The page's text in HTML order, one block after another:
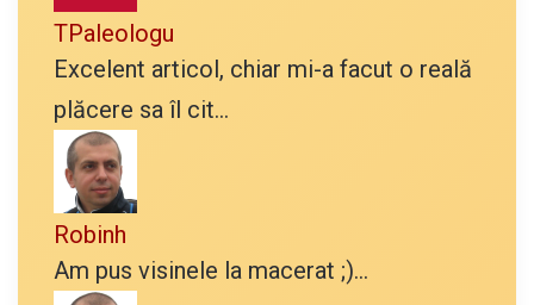
TPaleologu
Excelent articol, chiar mi-a facut o reală
plăcere sa îl cit...
Robinh
Am pus visinele la macerat ;)...